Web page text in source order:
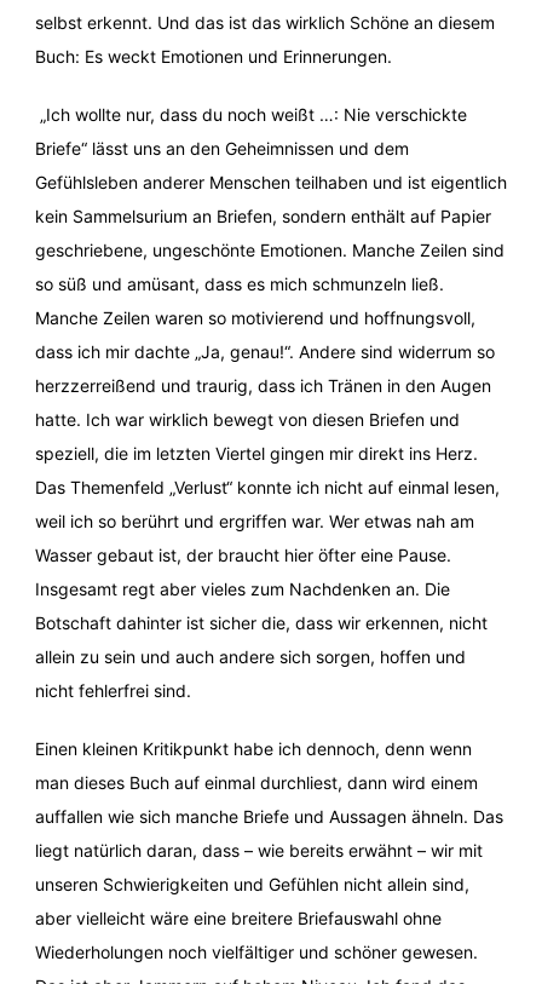
selbst erkennt. Und das ist das wirklich Schöne an diesem
Buch: Es weckt Emotionen und Erinnerungen.
„Ich wollte nur, dass du noch weißt …: Nie verschickte
Briefe“ lässt uns an den Geheimnissen und dem
Gefühlsleben anderer Menschen teilhaben und ist eigentlich
kein Sammelsurium an Briefen, sondern enthält auf Papier
geschriebene, ungeschönte Emotionen. Manche Zeilen sind
so süß und amüsant, dass es mich schmunzeln ließ.
Manche Zeilen waren so motivierend und hoffnungsvoll,
dass ich mir dachte „Ja, genau!“. Andere sind widerrum so
herzzerreißend und traurig, dass ich Tränen in den Augen
hatte. Ich war wirklich bewegt von diesen Briefen und
speziell, die im letzten Viertel gingen mir direkt ins Herz.
Das Themenfeld „Verlust“ konnte ich nicht auf einmal lesen,
weil ich so berührt und ergriffen war. Wer etwas nah am
Wasser gebaut ist, der braucht hier öfter eine Pause.
Insgesamt regt aber vieles zum Nachdenken an. Die
Botschaft dahinter ist sicher die, dass wir erkennen, nicht
allein zu sein und auch andere sich sorgen, hoffen und
nicht fehlerfrei sind.
Einen kleinen Kritikpunkt habe ich dennoch, denn wenn
man dieses Buch auf einmal durchliest, dann wird einem
auffallen wie sich manche Briefe und Aussagen ähneln. Das
liegt natürlich daran, dass – wie bereits erwähnt – wir mit
unseren Schwierigkeiten und Gefühlen nicht allein sind,
aber vielleicht wäre eine breitere Briefauswahl ohne
Wiederholungen noch vielfältiger und schöner gewesen.